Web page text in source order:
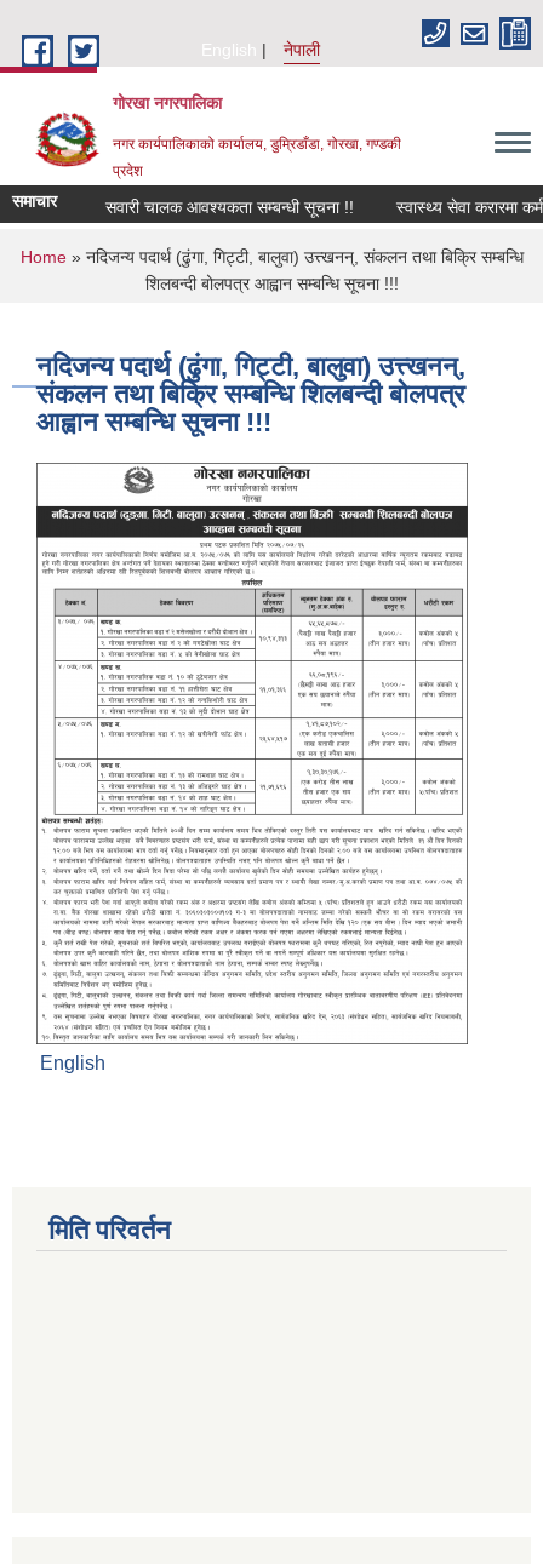
English
नेपाली
गोरखा नगरपालिका
नगर कार्यपालिकाको कार्यालय, डुम्रिडाँडा, गोरखा, गण्डकी
प्रदेश
समाचार सवारी चालक आवश्यकता सम्बन्धी सूचना !! स्वास्थ्य सेवा करारमा
You are here
Home» नदिजन्य पदार्थ (ढुंगा, गिट्टी, बालुवा) उत्त्खनन्, संकलन तथा बिक्रि सम्बन्धि
शिलबन्दी बोलपत्र आह्वान सम्बन्धि सूचना !!!
नदिजन्य पदार्थ (ढुंगा, गिट्टी, बालुवा) उत्त्खनन्,
संकलन तथा बिक्रि सम्बन्धि शिलबन्दी बोलपत्र
आह्वान सम्बन्धि सूचना !!!
English
मिति परिवर्तन